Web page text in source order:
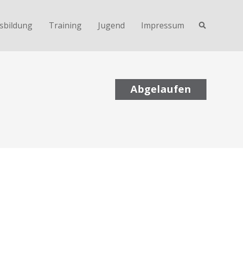
Training Jugend Impressum
Abgelaufen